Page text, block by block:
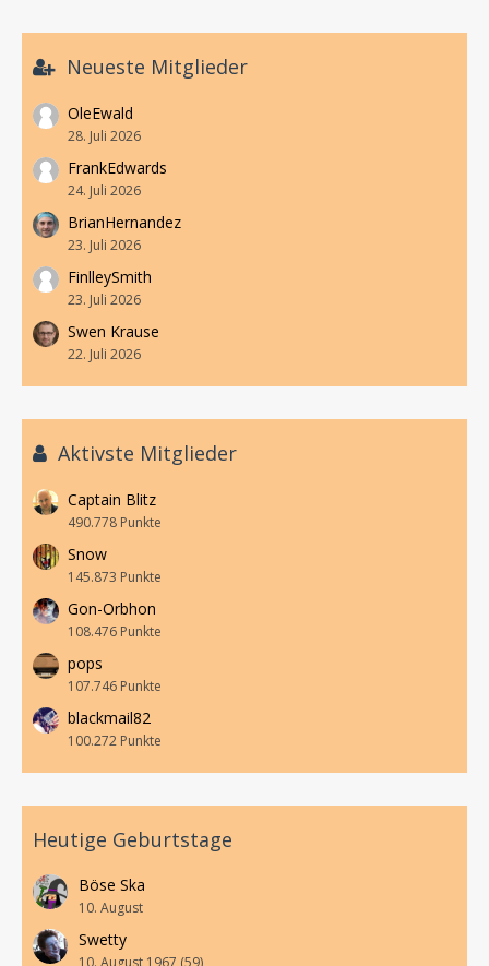
Neueste Mitglieder
OleEwald
28. Juli 2026
FrankEdwards
24. Juli 2026
BrianHernandez
23. Juli 2026
FinlleySmith
23. Juli 2026
Swen Krause
22. Juli 2026
Aktivste Mitglieder
Captain Blitz
490.778 Punkte
Snow
145.873 Punkte
Gon-Orbhon
108.476 Punkte
pops
107.746 Punkte
blackmail82
100.272 Punkte
Heutige Geburtstage
Böse Ska
10. August
Swetty
10. August 1967 (59)